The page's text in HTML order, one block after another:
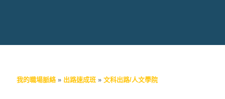
我的職場脈絡 » 出路速成班 » 文科出路/人文學院